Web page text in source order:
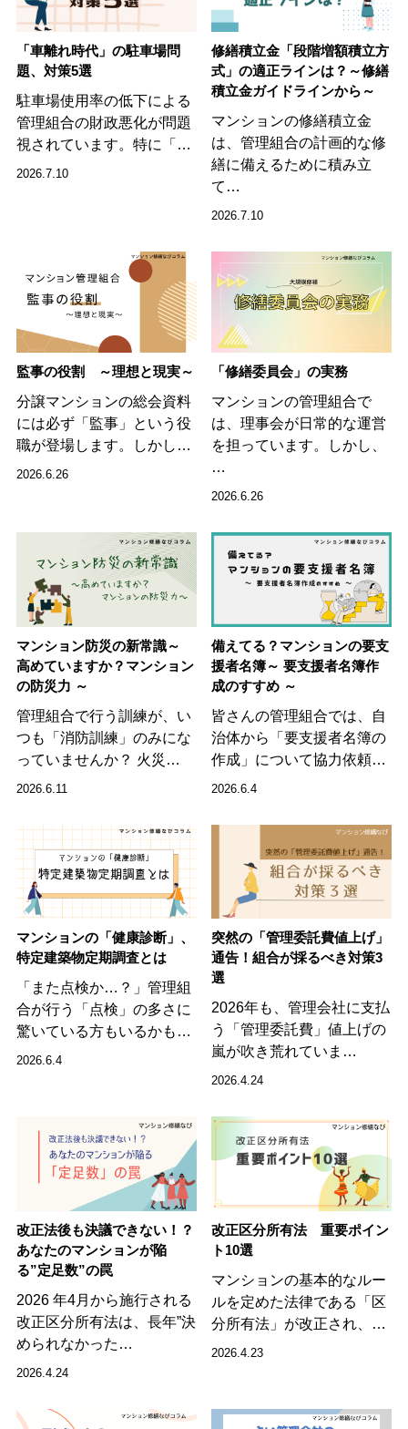
「車離れ時代」の駐車場問
題、対策5選
駐車場使用率の低下による
管理組合の財政悪化が問題
視されています。特に「…
2026.7.10
修繕積立金「段階増額積立方
式」の適正ラインは？～修繕
積立金ガイドラインから～
マンションの修繕積立金
は、管理組合の計画的な修
繕に備えるために積み立
て…
2026.7.10
監事の役割 ～理想と現実～
分譲マンションの総会資料
には必ず「監事」という役
職が登場します。しかし…
2026.6.26
「修繕委員会」の実務
マンションの管理組合で
は、理事会が日常的な運営
を担っています。しかし、
…
2026.6.26
マンション防災の新常識～
高めていますか？マンション
の防災力 ～
管理組合で行う訓練が、い
つも「消防訓練」のみにな
っていませんか？ 火災…
2026.6.11
備えてる？マンションの要支
援者名簿～ 要支援者名簿作
成のすすめ ～
皆さんの管理組合では、自
治体から「要支援者名簿の
作成」について協力依頼…
2026.6.4
マンションの「健康診断」、
特定建築物定期調査とは
「また点検か…？」管理組
合が行う「点検」の多さに
驚いている方もいるかも…
2026.6.4
突然の「管理委託費値上げ」
通告！組合が採るべき対策3
選
2026年も、管理会社に支払
う「管理委託費」値上げの
嵐が吹き荒れていま…
2026.4.24
改正法後も決議できない！？
あなたのマンションが陥
る”定足数”の罠
2026 年4月から施行される
改正区分所有法は、長年”決
められなかった…
2026.4.24
改正区分所有法 重要ポイン
ト10選
マンションの基本的なルー
ルを定めた法律である「区
分所有法」が改正され、…
2026.4.23